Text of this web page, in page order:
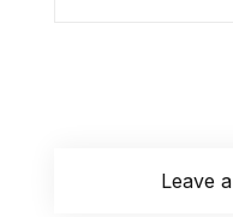
Leave